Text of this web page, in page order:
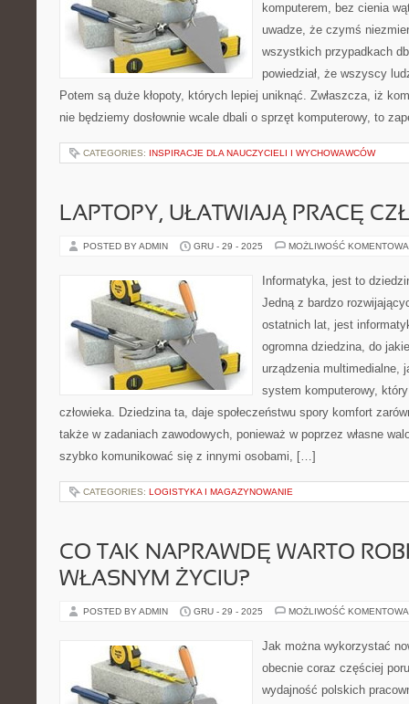
komputerem, bez cienia
uwadze, że czymś
wszystkich przypadkach
powiedział, że wszyscy
Potem są duże kłopoty, których lepiej uniknąć. Zwłaszcza, iż
nie będziemy dosłownie wcale dbali o sprzęt komputerowy, to
CATEGORIES: INSPIRACJE DLA NAUCZYCIELI I WYCHOWAWCÓW
LAPTOPY, UŁATWIAJĄ PRACĘ
POSTED BY ADMIN GRU - 29 - 2025 MOŻLIWOŚĆ
Informatyka, jest to
Jedną z bardzo
ostatnich lat, jest
ogromna dziedzina, do
urządzenia multimedialne,
system komputerowy,
człowieka. Dziedzina ta, daje społeczeństwu spory komfort
także w zadaniach zawodowych, ponieważ w poprzez własne
szybko komunikować się z innymi osobami, […]
CATEGORIES: LOGISTYKA I MAGAZYNOWANIE
CO TAK NAPRAWDĘ WARTO
WŁASNYM ŻYCIU?
POSTED BY ADMIN GRU - 29 - 2025 MOŻLIWOŚĆ
Jak można wykorzystać
obecnie coraz częściej
wydajność polskich